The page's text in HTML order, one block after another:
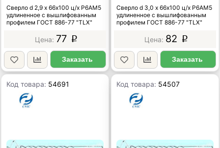
Сверло d 2,9 х 66х100 ц/х Р6АМ5
удлиненное с вышлифованным
профилем ГОСТ 886-77 "TLX"
77 p
Заказать
Сверло d 3,0 х 66х100 ц/х Р6АМ5
удлиненное с вышлифованным
профилем ГОСТ 886-77 "TLX"
82 p
Заказать
Код товара: 54691 Код товара: 54507